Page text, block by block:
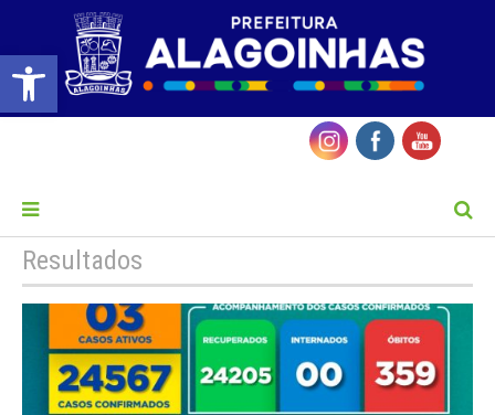
Barra de Ferramentas Aberta
Resultados